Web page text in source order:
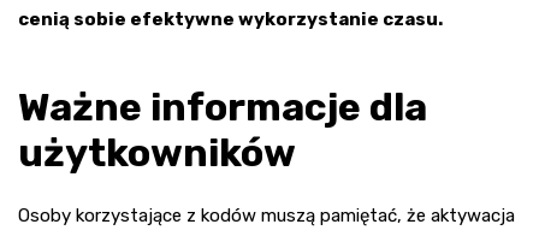
cenią sobie efektywne wykorzystanie czasu.
Ważne informacje dla
użytkowników
Osoby korzystające z kodów muszą pamiętać, że aktywacja